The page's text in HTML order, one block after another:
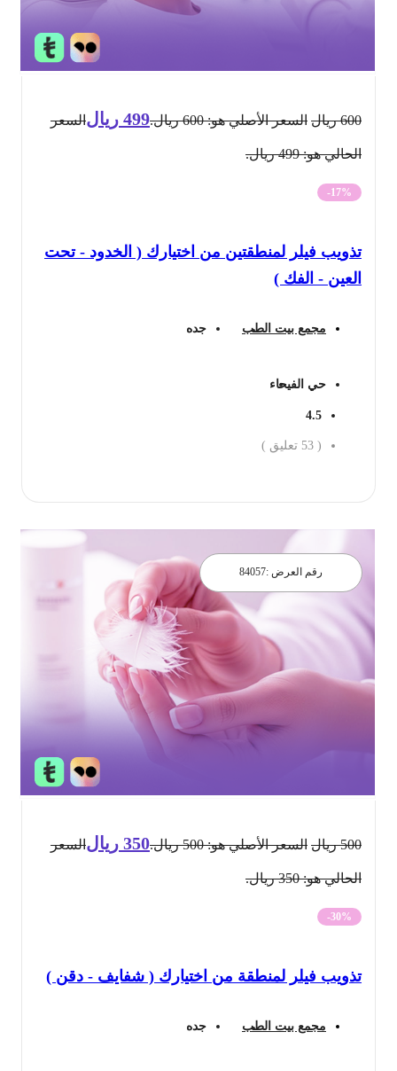
ريال السعر الأصلي هو: 600 ريال. 499 ريالالسعر
الحالي هو: 499 ريال.
-17%
تذويب فيلر لمنطقتين من اختيارك ( الخدود - تحت
العين - الفك )
مجمع بيت الطب جده
حي الفيحاء
4.5
53 تعليق )
رقم العرض : 84057
ريال السعر الأصلي هو: 500 ريال. 350 ريالالسعر
الحالي هو: 350 ريال.
-30%
تذويب فيلر لمنطقة من اختيارك ( شفايف - دقن )
مجمع بيت الطب جده